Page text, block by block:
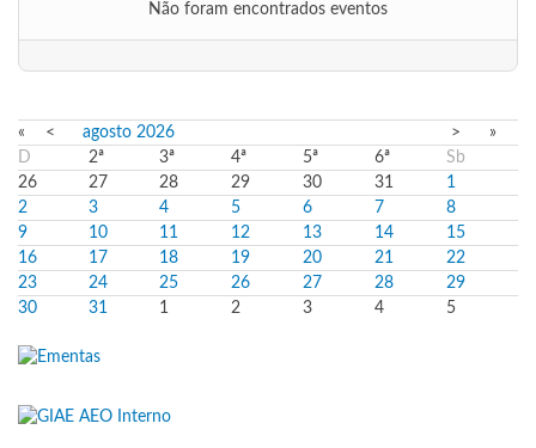
Não foram encontrados eventos
« < agosto 2026 >
»
D
2ª 3ª 4ª 5ª 6ª
Sb
26
27 28 29 30 31
1
2
3 4 5 6 7
8
9
10 11 12 13 14
15
16
17 18 19 20 21
22
23
24 25 26 27 28
29
30
31 1 2 3 4 5